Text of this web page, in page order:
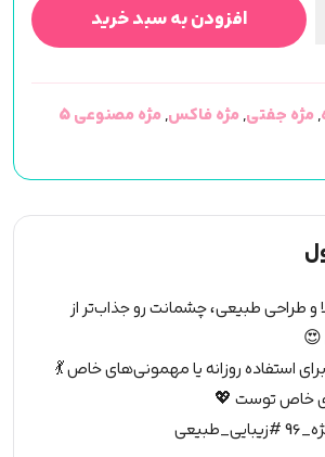
افزودن به سبد خرید
,مژه جفتی,مژه فاکس,
مژه مصنوعی 5
و طراحی طبیعی، چشمانت رو جذاب‌تر از
استفاده روزانه یا مهمونی‌های خاص 💃
خاص توست 💖